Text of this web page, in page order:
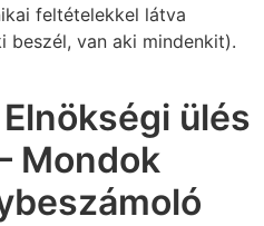
feltételekkel látva
beszél, van aki mindenkit).
ülés
Mondok